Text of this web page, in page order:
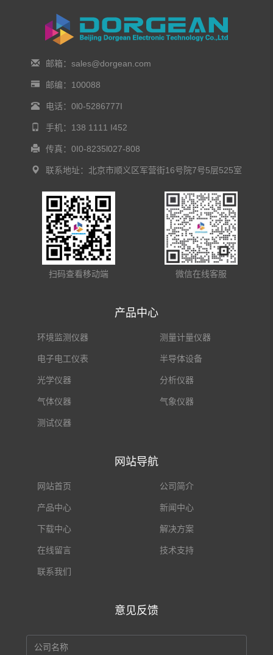
邮箱：sales@dorgean.com
邮编：100088
电话：0l0-5286777I
手机：138 1111 I452
传真：0I0-8235l027-808
联系地址：北京市顺义区军营街16号院7号5层525室
扫码查看移动端 微信在线客服
产品中心
环境监测仪器 测量计量仪器
电子电工仪表 半导体设备
光学仪器 分析仪器
气体仪器 气象仪器
测试仪器
网站导航
网站首页 公司简介
产品中心 新闻中心
下载中心 解决方案
在线留言 技术支持
联系我们
意见反馈